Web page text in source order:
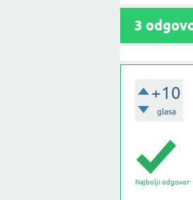
3
+10
glasa
Najbolji odgovor